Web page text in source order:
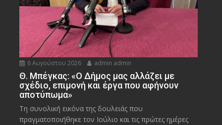
6 Αυγούστου 2026 admin admin
Θ. Μπέγκας: «Ο Δήμος μας αλλάζει με
σχέδιο, επιμονή και έργα που αφήνουν
αποτύπωμα»
Τη συνολική εικόνα της δουλειάς που
πραγματοποιήθηκε τον Ιούλιο και τις πρώτες ημέρες